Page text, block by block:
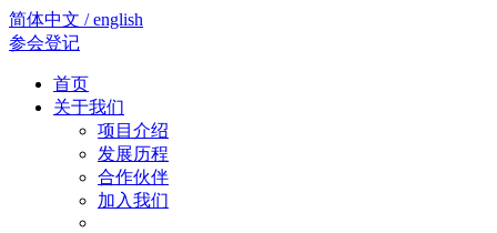
简体中文 / english
参会登记
首页
关于我们
项目介绍
发展历程
合作伙伴
加入我们